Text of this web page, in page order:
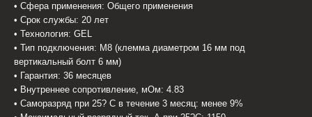
• Сфера применения: Общего применения
• Срок службы: 20 лет
• Технология: GEL
• Тип подключения: M8 (клемма диаметром 16 мм под
вертикальный болт 6 мм)
• Гарантия: 36 месяцев
• Внутреннее сопротивление, мОм: 4.83
• Саморазряд при 25? С в течение 3 месяц: менее 9%